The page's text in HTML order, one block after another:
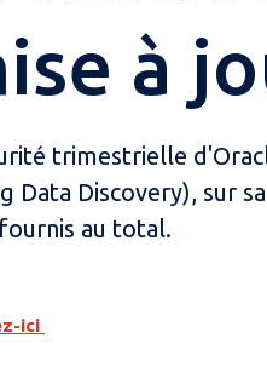
à
trimestrielle
Data Discovery), sur
au total.
ici